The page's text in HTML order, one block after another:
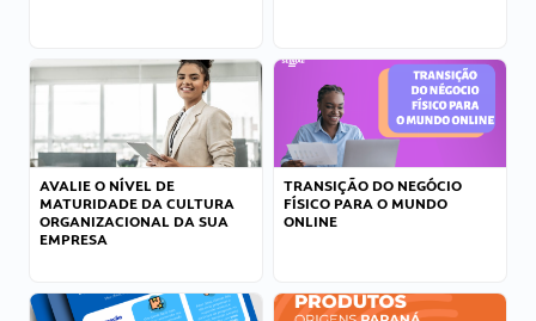
AVALIE O NÍVEL DE
MATURIDADE DA CULTURA
ORGANIZACIONAL DA SUA
EMPRESA
TRANSIÇÃO DO NEGÓCIO
FÍSICO PARA O MUNDO
ONLINE